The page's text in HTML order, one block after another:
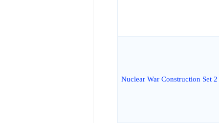
Nuclear War Construction Set 2